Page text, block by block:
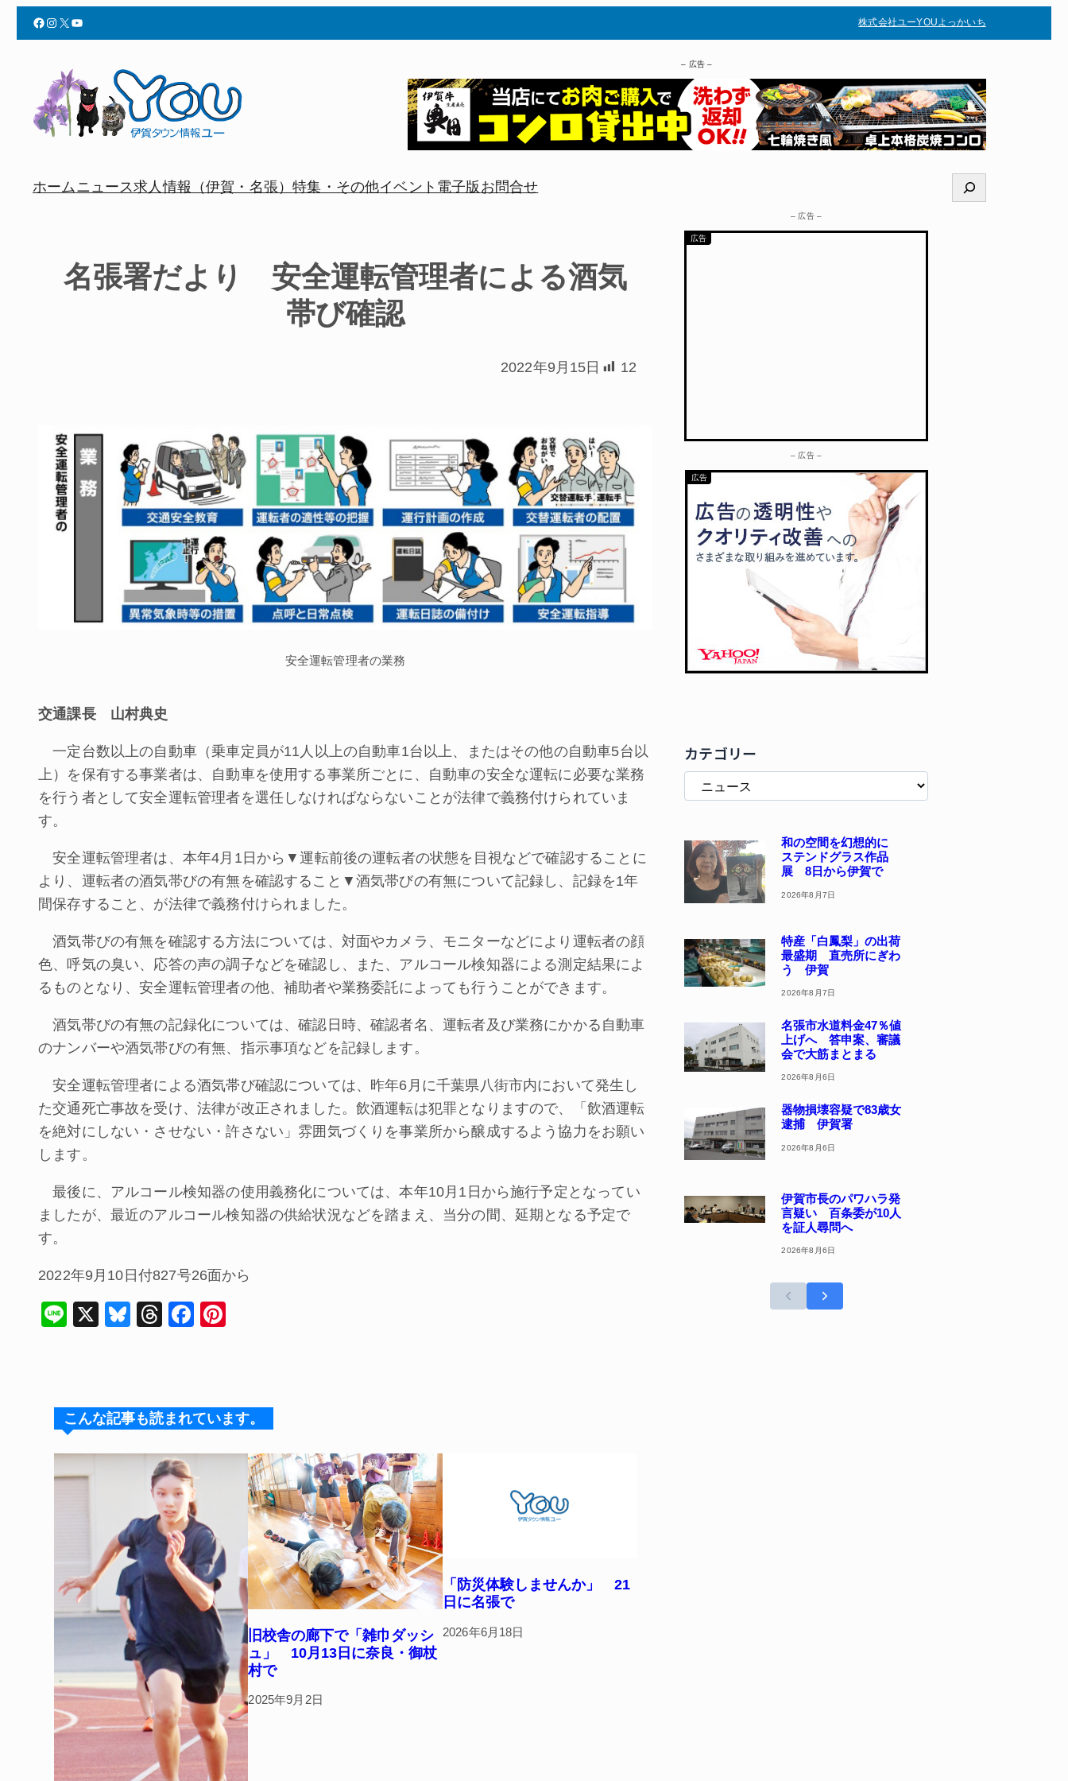
Facebook Instagram X YouTube 株式会社ユーYOUよっかいち
– 広告 –
ホームニュース求人情報（伊賀・名張）特集・その他イベント 電子版 お問合せ
検
索
名張署だより 安全運転管理者による酒気
帯び確認
2022年9月15日 12
安全運転管理者の業務
交通課長 山村典史
一定台数以上の自動車（乗車定員が11人以上の自動車1台以上、またはその他の自動車5台以
上）を保有する事業者は、自動車を使用する事業所ごとに、自動車の安全な運転に必要な業務
を行う者として安全運転管理者を選任しなければならないことが法律で義務付けられていま
す。
安全運転管理者は、本年4月1日から▼運転前後の運転者の状態を目視などで確認することに
より、運転者の酒気帯びの有無を確認すること▼酒気帯びの有無について記録し、記録を1年
間保存すること、が法律で義務付けられました。
酒気帯びの有無を確認する方法については、対面やカメラ、モニターなどにより運転者の顔
色、呼気の臭い、応答の声の調子などを確認し、また、アルコール検知器による測定結果によ
るものとなり、安全運転管理者の他、補助者や業務委託によっても行うことができます。
酒気帯びの有無の記録化については、確認日時、確認者名、運転者及び業務にかかる自動車
のナンバーや酒気帯びの有無、指示事項などを記録します。
安全運転管理者による酒気帯び確認については、昨年6月に千葉県八街市内において発生し
た交通死亡事故を受け、法律が改正されました。飲酒運転は犯罪となりますので、「飲酒運転
を絶対にしない・させない・許さない」雰囲気づくりを事業所から醸成するよう協力をお願い
します。
最後に、アルコール検知器の使用義務化については、本年10月1日から施行予定となってい
ましたが、最近のアルコール検知器の供給状況などを踏まえ、当分の間、延期となる予定で
す。
2022年9月10日付827号26面から
Li
X
Bl
k
T
d
F
b
o
k
st
こんな記事も読まれています。
旧校舎の廊下で「雑巾ダッシ
ュ」 10月13日に奈良・御杖
村で
2025年9月2日
「防災体験しませんか」 21
日に名張で
2026年6月18日
– 広告 –
– 広告 –
カテゴリー
和の空間を幻想的に
ステンドグラス作品
展 8日から伊賀で
2026年8月7日
特産「白鳳梨」の出荷
最盛期 直売所にぎわ
う 伊賀
2026年8月7日
名張市水道料金47％値
上げへ 答申案、審議
会で大筋まとまる
2026年8月6日
器物損壊容疑で83歳女
逮捕 伊賀署
2026年8月6日
伊賀市長のパワハラ発
言疑い 百条委が10人
を証人尋問へ
2026年8月6日